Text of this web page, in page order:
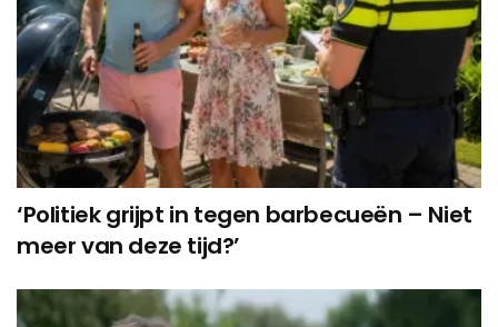
‘Politiek grijpt in tegen barbecueën – Niet
meer van deze tijd?’